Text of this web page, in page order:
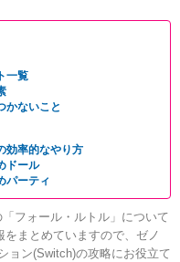
一覧
かないこと
効率的なやり方
ドール
パーティ
フォール・ルトル」について
まとめていますので、ゼノ
ョン(Switch)の攻略にお役立て